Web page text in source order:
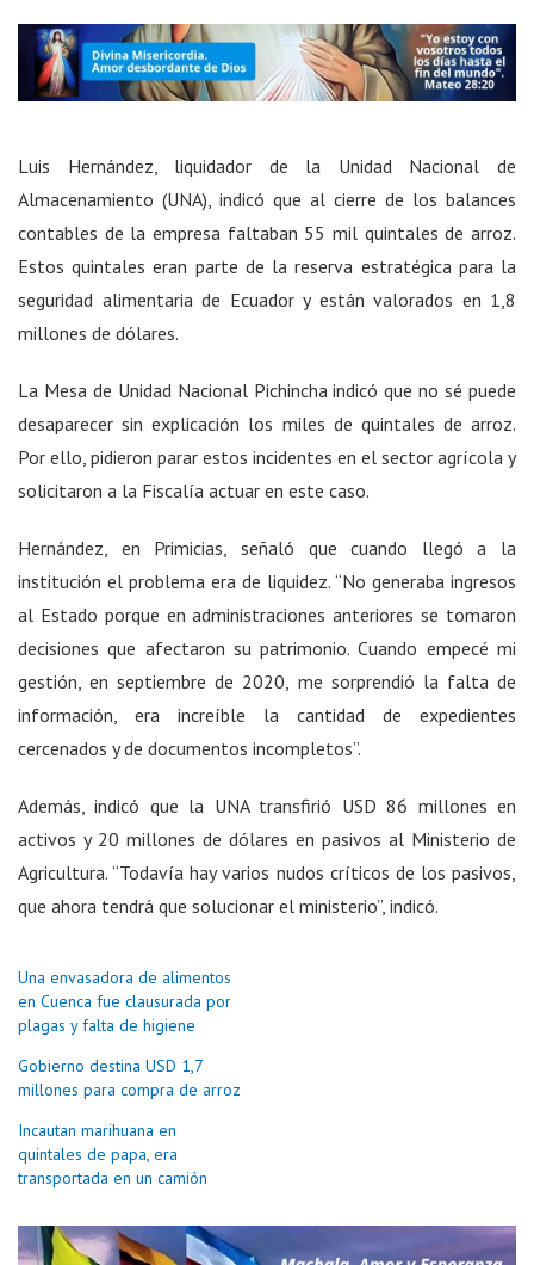
Luis Hernández, liquidador de la Unidad Nacional de
Almacenamiento (UNA), indicó que al cierre de los balances
contables de la empresa faltaban 55 mil quintales de arroz.
Estos quintales eran parte de la reserva estratégica para la
seguridad alimentaria de Ecuador y están valorados en 1,8
millones de dólares.
La Mesa de Unidad Nacional Pichincha indicó que no sé puede
desaparecer sin explicación los miles de quintales de arroz.
Por ello, pidieron parar estos incidentes en el sector agrícola y
solicitaron a la Fiscalía actuar en este caso.
Hernández, en Primicias, señaló que cuando llegó a la
institución el problema era de liquidez. “No generaba ingresos
al Estado porque en administraciones anteriores se tomaron
decisiones que afectaron su patrimonio. Cuando empecé mi
gestión, en septiembre de 2020, me sorprendió la falta de
información, era increíble la cantidad de expedientes
cercenados y de documentos incompletos”.
Además, indicó que la UNA transfirió USD 86 millones en
activos y 20 millones de dólares en pasivos al Ministerio de
Agricultura. “Todavía hay varios nudos críticos de los pasivos,
que ahora tendrá que solucionar el ministerio”, indicó.
Una envasadora de alimentos
en Cuenca fue clausurada por
plagas y falta de higiene
Gobierno destina USD 1,7
millones para compra de arroz
Incautan marihuana en
quintales de papa, era
transportada en un camión